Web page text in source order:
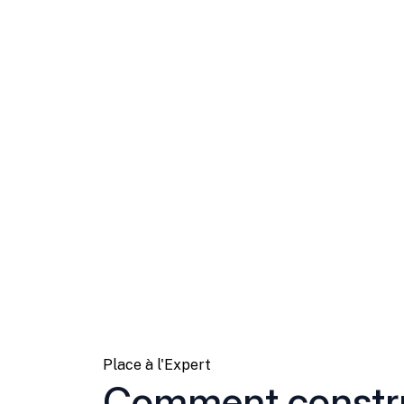
Place à l'Expert